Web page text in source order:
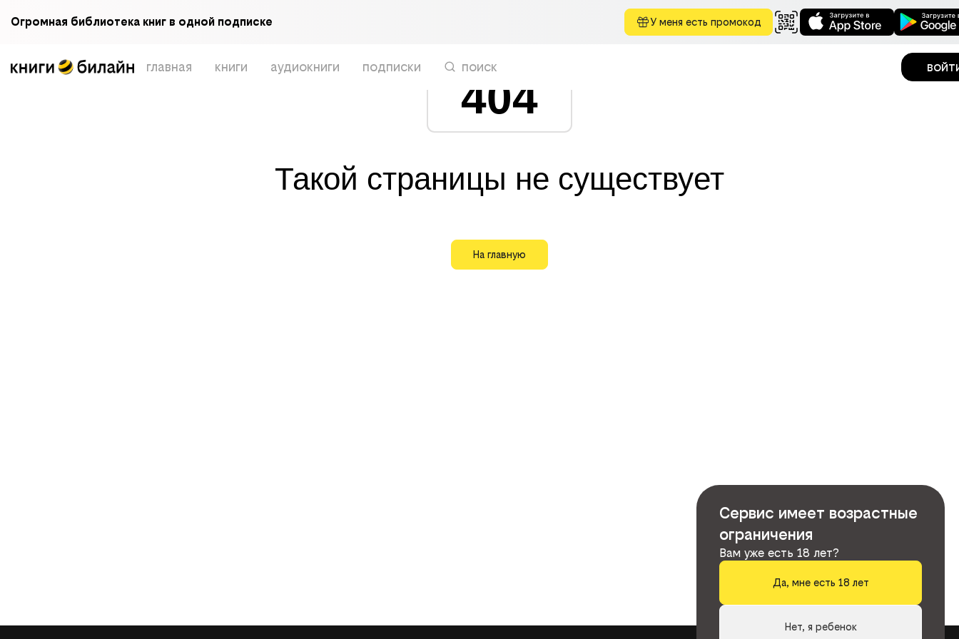
Огромная библиотека книг в одной подписке У меня есть промокод
главная книги аудиокниги подписки поиск
404
Такой страницы не существует
На главную
Сервис имеет возрастные
ограничения
Вам уже есть 18 лет?
Да, мне есть 18 лет
Нет, я ребенок